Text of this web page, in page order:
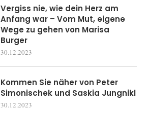
Vergiss nie, wie dein Herz am
Anfang war – Vom Mut, eigene
Wege zu gehen von Marisa
Burger
30.12.2023
Kommen Sie näher von Peter
Simonischek und Saskia Jungnikl
30.12.2023